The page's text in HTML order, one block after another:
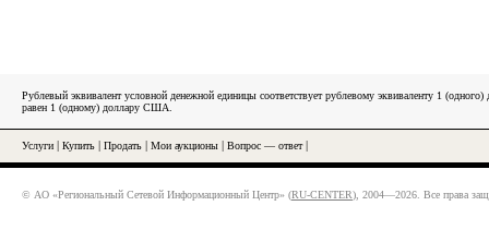
Рублевый эквивалент условной денежной единицы соответствует рублевому эквиваленту 1
равен 1 (одному) доллару США.
Услуги Купить Продать Мои аукционы Вопрос — ответ|
© АО «Региональный Сетевой Информационный Центр» (RU-CENTER), 2004—2026. Все права